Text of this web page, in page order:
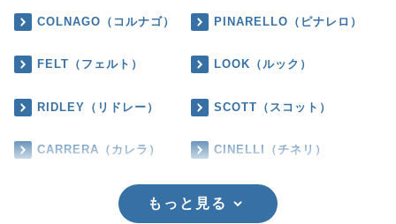
COLNAGO（コルナゴ） PINARELLO（ピナレロ）
FELT（フェルト） LOOK（ルック）
RIDLEY（リドレー） SCOTT（スコット）
CARRERA（カレラ） CINELLI（チネリ）
もっと見る